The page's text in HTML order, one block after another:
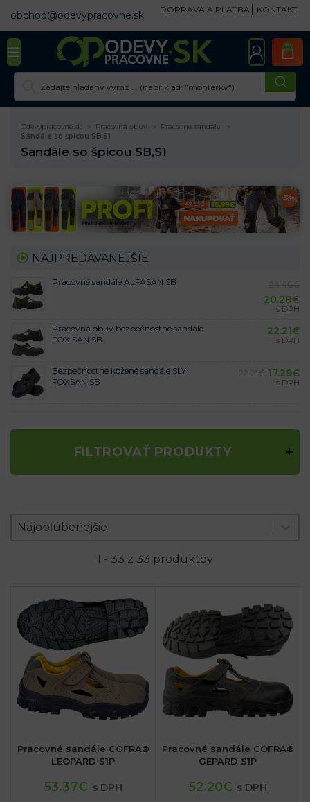
obchod@odevypracovne.sk DOPRAVA A PLATBA KONTAKT
0
Odevypracovne.sk Pracovná obuv
Pracovné sandále
Sandále so špicou SB,S1
Sandále so špicou SB,S1
NAJPREDÁVANEJŠIE
Pracovné sandále ALFASAN SB
20.28€
s DPH
Pracovná obuv bezpečnostné sandále
FOXISAN SB
22.21€
s DPH
Bezpečnostné kožené sandále SLY
FOXSAN SB
17.29€
s DPH
FILTROVAŤ PRODUKTY
Zoradenie produktov
Sort content
Najobľúbenejšie
Sort content
1 - 33 z 33 produktov
Pracovné sandále COFRA®
LEOPARD S1P
53.37€ s DPH
Pracovné sandále COFRA®
GEPARD S1P
52.20€ s DPH